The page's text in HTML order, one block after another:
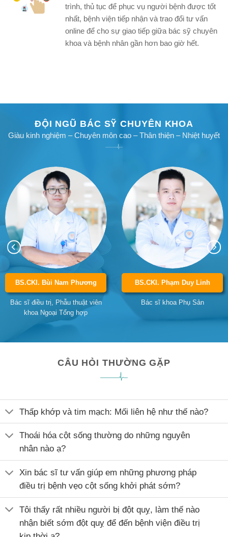
trình, thủ tục để phục vụ người bệnh được tốt
nhất, bệnh viện tiếp nhận và trao đổi tư vấn
online để cho sự giao tiếp giữa bác sỹ chuyên
khoa và bệnh nhân gần hơn bao giờ hết.
ĐỘI NGŨ BÁC SỸ CHUYÊN KHOA
Giàu kinh nghiệm – Chuyên môn cao – Thân thiện – Nhiệt huyết
BS.CKI. Nguyễn Thanh Hiếu
Bác sĩ khoa Phụ Sản
BS.CKI. Nguyễn Văn Cường
Bác sĩ khoa Phụ Sản
CÂU HỎI THƯỜNG GẶP
Thấp khớp và tim mạch: Mối liên hệ như thế nào?
Thoái hóa cột sống thường do những nguyên
nhân nào ạ?
Xin bác sĩ tư vấn giúp em những phương pháp
điều trị bệnh vẹo cột sống khởi phát sớm?
Tôi thấy rất nhiều người bị đột quỵ, làm thế nào
nhận biết sớm đột quỵ để đến bệnh viện điều trị